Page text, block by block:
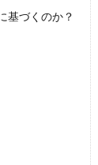
基づくのか？